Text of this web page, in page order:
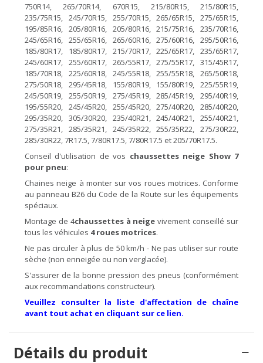
750R14, 265/70R14, 670R15, 215/80R15, 215/80R15,
235/75R15, 245/70R15, 255/70R15, 265/65R15, 275/65R15,
195/85R16, 205/80R16, 205/80R16, 215/75R16, 235/70R16,
245/65R16, 255/65R16, 265/60R16, 275/60R16, 295/50R16,
185/80R17, 185/80R17, 215/70R17, 225/65R17, 235/65R17,
245/60R17, 255/60R17, 265/55R17, 275/55R17, 315/45R17,
185/70R18, 225/60R18, 245/55R18, 255/55R18, 265/50R18,
275/50R18, 295/45R18, 155/80R19, 155/80R19, 225/55R19,
245/50R19, 255/50R19, 275/45R19, 285/45R19, 295/40R19,
195/55R20, 245/45R20, 255/45R20, 275/40R20, 285/40R20,
295/35R20, 305/30R20, 235/40R21, 245/40R21, 255/40R21,
275/35R21, 285/35R21, 245/35R22, 255/35R22, 275/30R22,
285/30R22, 7R17.5, 7/80R17.5, 7/80R17.5 et 205/70R17.5.
Conseil d'utilisation de vos chaussettesneige Show 7
pour pneu:
Chaines neige à monter sur vos roues motrices. Conforme
au panneau B26 du Code de la Route sur les équipements
spéciaux.
Montage de 4chaussettes à neigevivement conseillé sur
tous les véhicules 4 roues motrices.
Ne pas circuler à plus de 50 km/h - Ne pas utiliser sur route
sèche (non enneigée ou non verglacée).
S'assurer de la bonne pression des pneus (conformément
aux recommandations constructeur).
Veuillez consulter la liste d'affectation de chaîne
avant tout achat en cliquant sur ce lien.
Détails du produit